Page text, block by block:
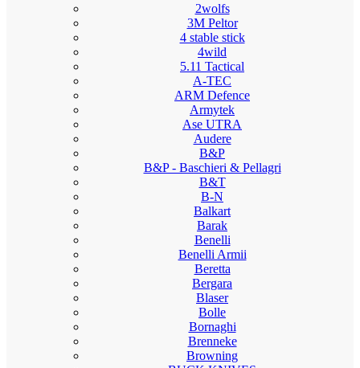
2wolfs
3M Peltor
4 stable stick
4wild
5.11 Tactical
A-TEC
ARM Defence
Armytek
Ase UTRA
Audere
B&P
B&P - Baschieri & Pellagri
B&T
B-N
Balkart
Barak
Benelli
Benelli Armii
Beretta
Bergara
Blaser
Bolle
Bornaghi
Brenneke
Browning